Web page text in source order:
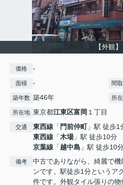
【外観】
価格 -
面積 - 間
築年数 築46年 所
所在地 東京都江東区富岡 １丁目
交通 東西線 「 門前仲町」駅 徒歩1
東西線 「木場」駅 徒歩10分
京葉線 「越中島 」駅 徒歩10
備考
中古でありながら、綺麗で
ンです。駅徒歩1分というア
件です。外観タイル張りの